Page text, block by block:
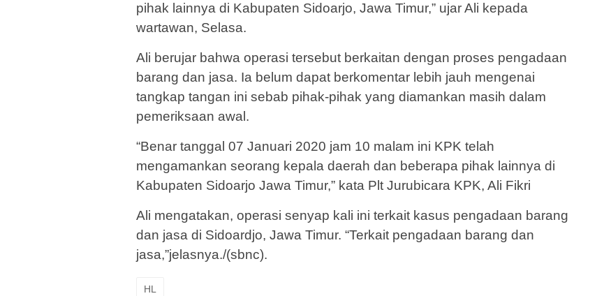
pihak lainnya di Kabupaten Sidoarjo, Jawa Timur,” ujar Ali kepada
wartawan, Selasa.
Ali berujar bahwa operasi tersebut berkaitan dengan proses pengadaan
barang dan jasa. Ia belum dapat berkomentar lebih jauh mengenai
tangkap tangan ini sebab pihak-pihak yang diamankan masih dalam
pemeriksaan awal.
“Benar tanggal 07 Januari 2020 jam 10 malam ini KPK telah
mengamankan seorang kepala daerah dan beberapa pihak lainnya di
Kabupaten Sidoarjo Jawa Timur,” kata Plt Jurubicara KPK, Ali Fikri
Ali mengatakan, operasi senyap kali ini terkait kasus pengadaan barang
dan jasa di Sidoardjo, Jawa Timur. “Terkait pengadaan barang dan
jasa,”jelasnya./(sbnc).
HL